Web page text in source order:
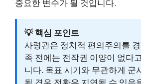
중요한 변수가 될 것입니다.
💡 핵심 포인트
사령관은 정치적 편의주의를
족 전에는 전작권 이양이 없다
니다. 목표 시기와 무관하게 군